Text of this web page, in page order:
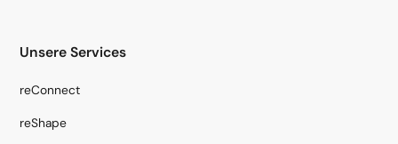
Unsere Services
reConnect
reShape